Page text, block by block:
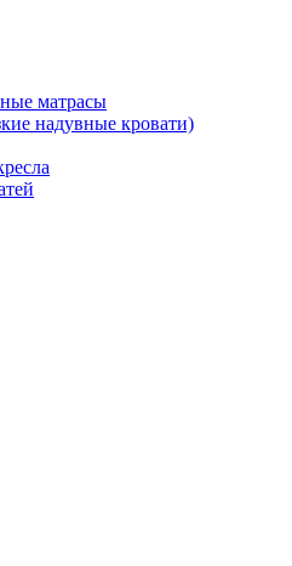
матрасы
надувные кровати)